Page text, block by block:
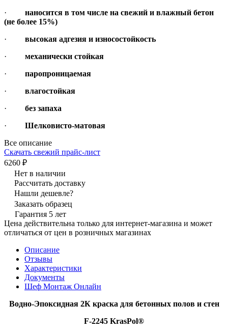
· наносится в том числе на свежий и влажный бетон
(не более 15%)
· высокая адгезия и износостойкость
· механически стойкая
· паропроницаемая
· влагостойкая
· без запаха
· Шелковисто-матовая
Все описание
Скачать свежий прайс-лист
6260 ₽
Нет в наличии
Рассчитать доставку
Нашли дешевле?
Заказать образец
Гарантия 5 лет
Цена действительна только для интернет-магазина и может
отличаться от цен в розничных магазинах
Описание
Отзывы
Характеристики
Документы
Шеф Монтаж Онлайн
Водно-Эпоксидная 2К краска для бетонных полов и стен
F-2245 KrasPol®